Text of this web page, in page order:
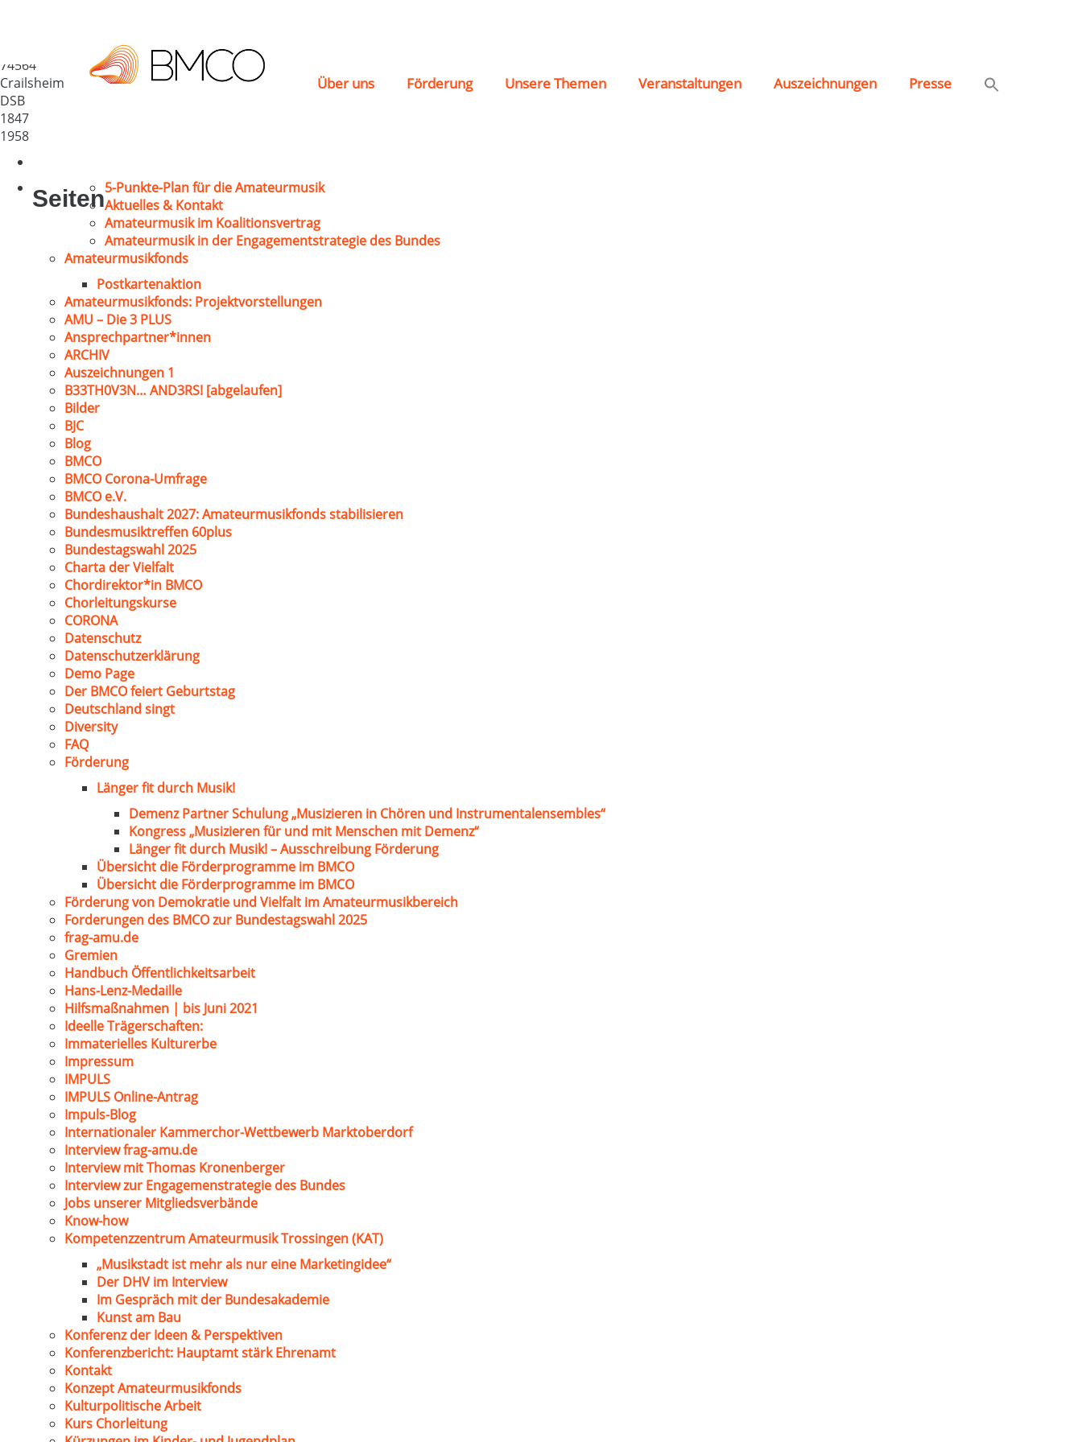
Über uns Förderung Unsere Themen Veranstaltungen Auszeichnungen Presse
74564
Crailsheim
DSB
1847
1958
Seiten5-Punkte-Plan für die Amateurmusik
Aktuelles & Kontakt
Amateurmusik im Koalitionsvertrag
Amateurmusik in der Engagementstrategie des Bundes
Amateurmusikfonds
Postkartenaktion
Amateurmusikfonds: Projektvorstellungen
AMU – Die 3 PLUS
Ansprechpartner*innen
ARCHIV
Auszeichnungen 1
B33TH0V3N… AND3RS! [abgelaufen]
Bilder
BJC
Blog
BMCO
BMCO Corona-Umfrage
BMCO e.V.
Bundeshaushalt 2027: Amateurmusikfonds stabilisieren
Bundesmusiktreffen 60plus
Bundestagswahl 2025
Charta der Vielfalt
Chordirektor*in BMCO
Chorleitungskurse
CORONA
Datenschutz
Datenschutzerklärung
Demo Page
Der BMCO feiert Geburtstag
Deutschland singt
Diversity
FAQ
Förderung
Länger fit durch Musik!
Demenz Partner Schulung „Musizieren in Chören und Instrumentalensembles“
Kongress „Musizieren für und mit Menschen mit Demenz“
Länger fit durch Musik! – Ausschreibung Förderung
Übersicht die Förderprogramme im BMCO
Übersicht die Förderprogramme im BMCO
Förderung von Demokratie und Vielfalt im Amateurmusikbereich
Forderungen des BMCO zur Bundestagswahl 2025
frag-amu.de
Gremien
Handbuch Öffentlichkeitsarbeit
Hans-Lenz-Medaille
Hilfsmaßnahmen | bis Juni 2021
Ideelle Trägerschaften:
Immaterielles Kulturerbe
Impressum
IMPULS
IMPULS Online-Antrag
Impuls-Blog
Internationaler Kammerchor-Wettbewerb Marktoberdorf
Interview frag-amu.de
Interview mit Thomas Kronenberger
Interview zur Engagemenstrategie des Bundes
Jobs unserer Mitgliedsverbände
Know-how
Kompetenzzentrum Amateurmusik Trossingen (KAT)
„Musikstadt ist mehr als nur eine Marketingidee“
Der DHV im Interview
Im Gespräch mit der Bundesakademie
Kunst am Bau
Konferenz der Ideen & Perspektiven
Konferenzbericht: Hauptamt stärk Ehrenamt
Kontakt
Konzept Amateurmusikfonds
Kulturpolitische Arbeit
Kurs Chorleitung